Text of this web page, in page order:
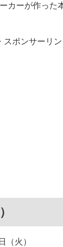
カーが作っ
スポンサーリン
（火）